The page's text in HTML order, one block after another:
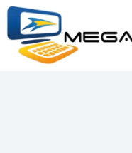
Saltar
contenido